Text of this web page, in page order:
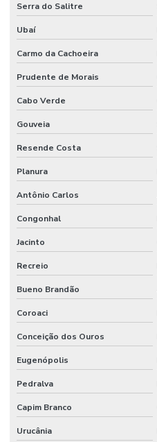
Serra do Salitre
Ubaí
Carmo da Cachoeira
Prudente de Morais
Cabo Verde
Gouveia
Resende Costa
Planura
Antônio Carlos
Congonhal
Jacinto
Recreio
Bueno Brandão
Coroaci
Conceição dos Ouros
Eugenópolis
Pedralva
Capim Branco
Urucânia